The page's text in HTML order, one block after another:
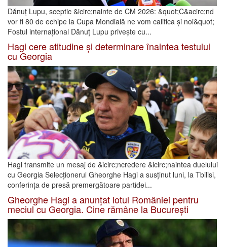
Dănuț Lupu, sceptic &icirc;nainte de CM 2026: &quot;C&acirc;nd
vor fi 80 de echipe la Cupa Mondială ne vom califica și noi&quot;
Fostul internațional Dănuț Lupu privește cu...
Hagi cere atitudine și determinare înaintea testului
cu Georgia
Hagi transmite un mesaj de &icirc;ncredere &icirc;naintea duelului
cu Georgia Selecționerul Gheorghe Hagi a susținut luni, la Tbilisi,
conferința de presă premergătoare partidei...
Gheorghe Hagi a anunțat lotul României pentru
meciul cu Georgia. Cine rămâne la București